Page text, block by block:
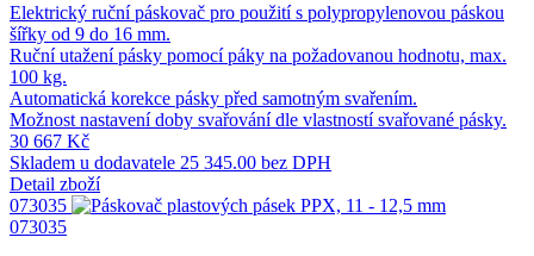
Elektrický ruční páskovač pro použití s polypropylenovou páskou
šířky od 9 do 16 mm.
Ruční utažení pásky pomocí páky na požadovanou hodnotu, max.
100 kg.
Automatická korekce pásky před samotným svařením.
Možnost nastavení doby svařování dle vlastností svařované pásky.
30 667 Kč
Skladem u dodavatele 25 345.00 bez DPH
Detail zboží
073035
073035